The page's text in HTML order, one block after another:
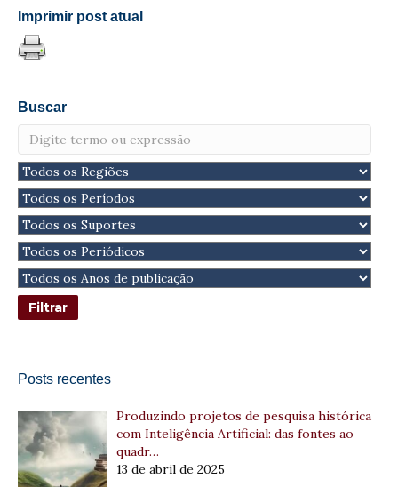
Imprimir post atual
Buscar
Posts recentes
Produzindo projetos de pesquisa histórica
com Inteligência Artificial: das fontes ao
quadr…
13 de abril de 2025